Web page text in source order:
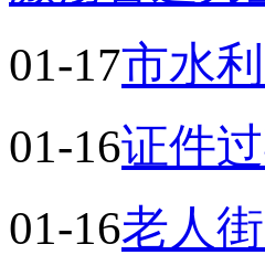
01-17市水
01-16证件
01-16老人